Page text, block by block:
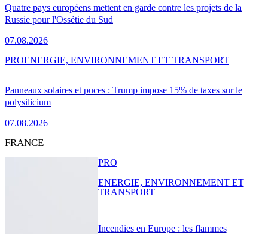
Quatre pays européens mettent en garde contre les projets de la
Russie pour l'Ossétie du Sud
07.08.2026
Panneaux solaires et puces : Trump impose 15% de taxes sur le
polysilicium
07.08.2026
PROENERGIE, ENVIRONNEMENT ET TRANSPORT
FRANCE
Incendies en Europe : les flammes
PRO
ENERGIE, ENVIRONNEMENT ET
TRANSPORT